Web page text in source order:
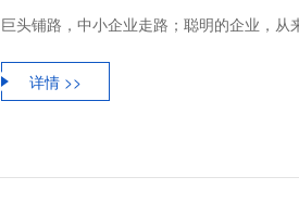
巨头铺路，中小企业走路；聪明的企业，从
详情 >>